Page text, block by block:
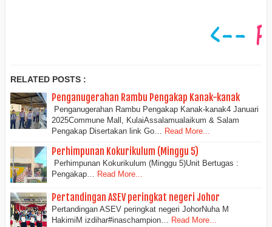
RELATED POSTS :
Penganugerahan Rambu Pengakap Kanak-kanak
Penganugerahan Rambu Pengakap Kanak-kanak4 Januari
2025Commune Mall, KulaiAssalamualaikum & Salam
Pengakap Disertakan link Go…
Read More...
Perhimpunan Kokurikulum (Minggu 5)
Perhimpunan Kokurikulum (Minggu 5)Unit Bertugas :
Pengakap…
Read More...
Pertandingan ASEV peringkat negeri Johor
Pertandingan ASEV peringkat negeri JohorNuha M
HakimiM izdihar#inaschampion… Read More...